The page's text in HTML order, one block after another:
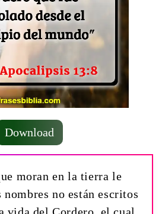
Download
moran en la tierra le
nombres no están escritos